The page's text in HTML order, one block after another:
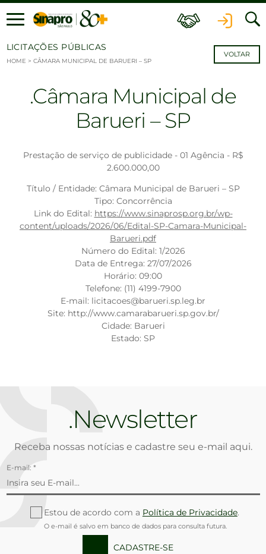
Ir para o conteúdo
LICITAÇÕES PÚBLICAS
HOME > CÂMARA MUNICIPAL DE BARUERI – SP
VOLTAR
Câmara Municipal de
Barueri – SP
Prestação de serviço de publicidade - 01 Agência - R$
2.600.000,00
Título / Entidade: Câmara Municipal de Barueri – SP
Tipo: Concorrência
Link do Edital: https://www.sinaprosp.org.br/wp-
content/uploads/2026/06/Edital-SP-Camara-Municipal-
Barueri.pdf
Número do Edital: 1/2026
Data de Entrega: 27/07/2026
Horário: 09:00
Telefone: (11) 4199-7900
E-mail: licitacoes@barueri.sp.leg.br
Site: http://www.camarabarueri.sp.gov.br/
Cidade: Barueri
Estado: SP
Newsletter
Receba nossas notícias e cadastre seu e-mail aqui.
E-mail: *
Estou de acordo com a Política de Privacidade.
O e-mail é salvo em banco de dados para consulta futura.
CADASTRE-SE